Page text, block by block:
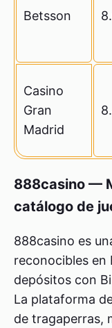
Betsson
Casino
Gran
Madrid
888casino —
catálogo de
888casino es
reconocibles en
depósitos con
La plataforma
de tragaperras,